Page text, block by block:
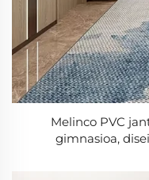
Melinco PVC
gimnasioa,